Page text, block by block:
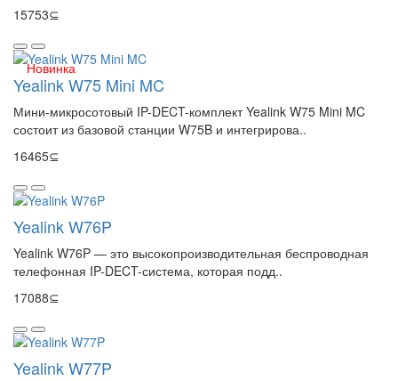
15753⊆
Новинка
Yealink W75 Mini MC
Мини-микросотовый IP-DECT-комплект Yealink W75 Mini MC
состоит из базовой станции W75B и интегрирова..
16465⊆
Yealink W76P
Yealink W76P — это высокопроизводительная беспроводная
телефонная IP-DECT-система, которая подд..
17088⊆
Yealink W77P